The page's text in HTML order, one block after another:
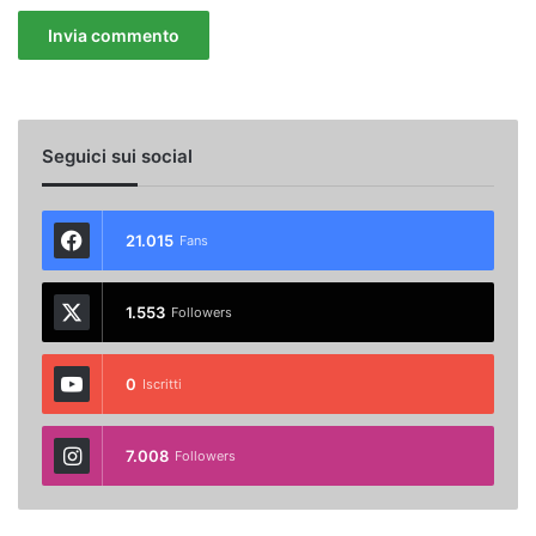
Seguici sui social
21.015 Fans
1.553 Followers
0 Iscritti
7.008 Followers